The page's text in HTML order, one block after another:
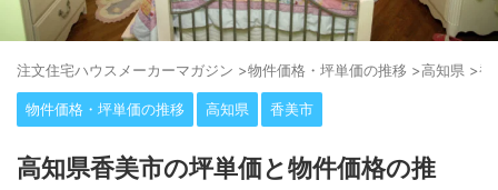
注⽂住宅ハウスメーカーマガジン >物件価格・坪単価の推移 >高知県 >香
物件価格・坪単価の推移 高知県 香美市
高知県香美市の坪単価と物件価格の推